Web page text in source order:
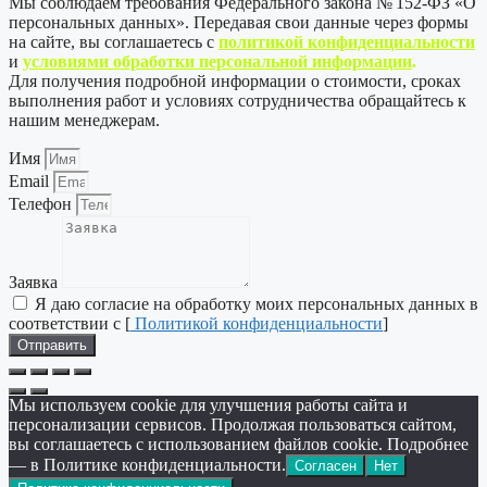
персональных данных». Передавая свои данные через формы
на сайте, вы соглашаетесь с политикой конфиденциальности
и условиями обработки персональной информации.
Для получения подробной информации о стоимости, сроках
выполнения работ и условиях сотрудничества обращайтесь к
нашим менеджерам.
Имя
Email
Телефон
Заявка
Я даю согласие на обработку моих персональных данных в
соответствии с [ Политикой конфиденциальности]
Отправить
Мы используем cookie для улучшения работы сайта и
персонализации сервисов. Продолжая пользоваться сайтом,
вы соглашаетесь с использованием файлов cookie. Подробнее
— в Политике конфиденциальности. Согласен
Нет